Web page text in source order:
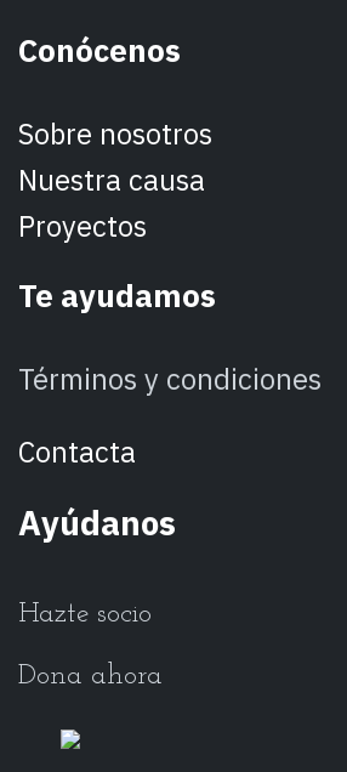
Conócenos
Sobre nosotros
Nuestra causa
Proyectos
Te ayudamos
Términos y condiciones
Con​ta​cta
Ayúdanos
Hazte socio
Dona ahora